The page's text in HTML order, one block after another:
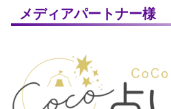
メディアパートナー様